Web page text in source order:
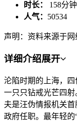
时长： 158分钟
人气： 50534
声明：资料来源于网
详细介绍展开
沦陷时期的上海，
一只只钻戒光芒四
夫是汪伪情报机关
政府任职。最年轻的